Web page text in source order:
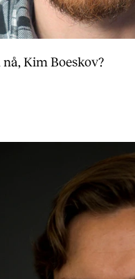
Kim Boeskov?